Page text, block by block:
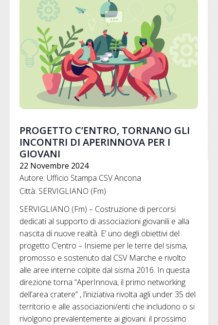
PROGETTO C’ENTRO, TORNANO GLI
INCONTRI DI APERINNOVA PER I
GIOVANI
22 Novembre 2024
Autore: Ufficio Stampa CSV Ancona
Città: SERVIGLIANO (Fm)
SERVIGLIANO (Fm) – Costruzione di percorsi
dedicati al supporto di associazioni giovanili e alla
nascita di nuove realtà. E’ uno degli obiettivi del
progetto C’entro – Insieme per le terre del sisma,
promosso e sostenuto dal CSV Marche e rivolto
alle aree interne colpite dal sisma 2016. In questa
direzione torna “AperInnova, il primo networking
dell’area cratere” , l’iniziativa rivolta agli under 35 del
territorio e alle associazioni/enti che includono o si
rivolgono prevalentemente ai giovani: il prossimo